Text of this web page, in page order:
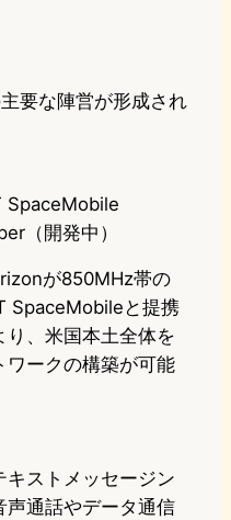
要な陣営が形成され
SpaceMobile
（開発中）
が850MHz帯の
SpaceMobileと提携
り、米国本土全体を
ワークの構築が可能
キストメッセージン
声通話やデータ通信